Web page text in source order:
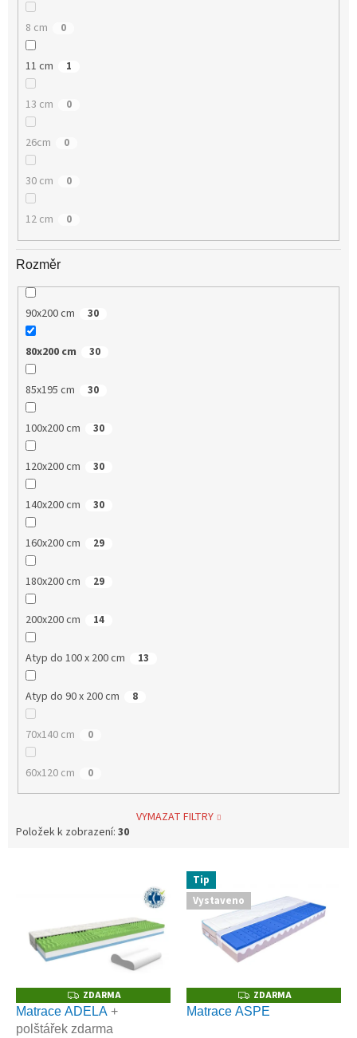
8 cm 0
11 cm 1
13 cm 0
26cm 0
30 cm 0
12 cm 0
Rozměr
90x200 cm 30
80x200 cm 30
85x195 cm 30
100x200 cm 30
120x200 cm 30
140x200 cm 30
160x200 cm 29
180x200 cm 29
200x200 cm 14
Atyp do 100 x 200 cm 13
Atyp do 90 x 200 cm 8
70x140 cm 0
60x120 cm 0
VYMAZAT FILTRY
Položek k zobrazení: 30
Z
D
A
R
ZDARMA
Matrace ADELA +
polštářek zdarma
Tip
Vystaveno
Z
D
A
ZDARMA
Matrace ASPE